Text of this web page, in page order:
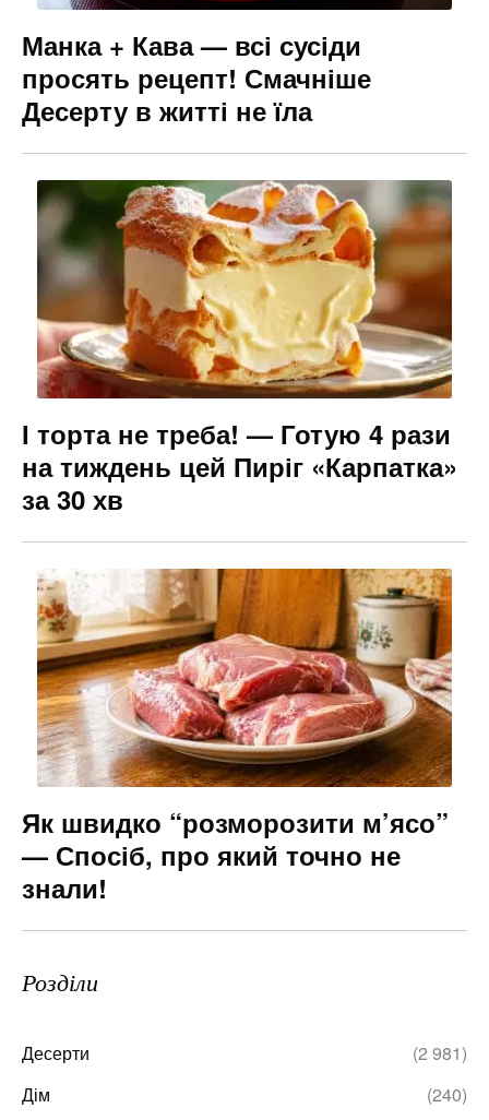
Манка + Кава — всі сусіди
просять рецепт! Смачніше
Десерту в житті не їла
І торта не треба! — Готую 4 рази
на тиждень цей Пиріг «Карпатка»
за 30 хв
Як швидко “розморозити м’ясо”
— Спосіб, про який точно не
знали!
Розділи
Десерти
(2 981)
Дім
(240)